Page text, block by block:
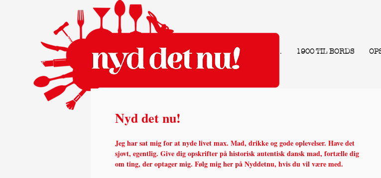
. 1900 TIL BORDS
Nyd det nu!
Jeg har sat mig for at nyde livet max. Mad, drikke og gode oplevelser. Have det
sjovt, egentlig. Give dig opskrifter på historisk autentisk dansk mad, fortælle dig
om ting, der optager mig. Følg mig her på Nyddetnu, hvis du vil være med.